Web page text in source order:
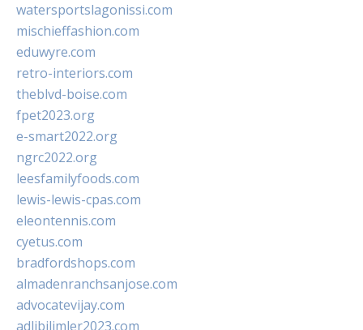
watersportslagonissi.com
mischieffashion.com
eduwyre.com
retro-interiors.com
theblvd-boise.com
fpet2023.org
e-smart2022.org
ngrc2022.org
leesfamilyfoods.com
lewis-lewis-cpas.com
eleontennis.com
cyetus.com
bradfordshops.com
almadenranchsanjose.com
advocatevijay.com
adlibilimler2023.com